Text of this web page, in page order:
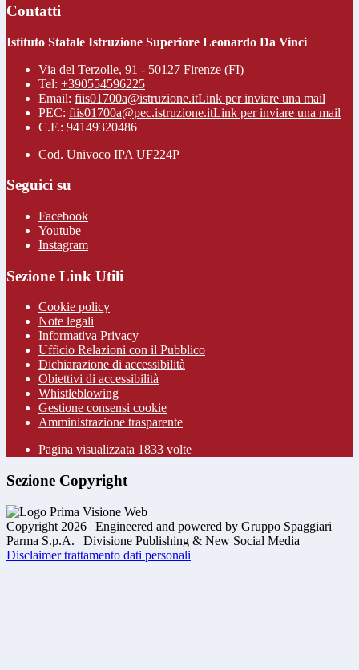
Contatti
Istituto Statale Istruzione Superiore Leonardo Da Vinci
Via del Terzolle, 91 - 50127 Firenze (FI)
Tel: +390554596225
Email: fiis01700a@istruzione.itLink per inviare una mail
PEC: fiis01700a@pec.istruzione.itLink per inviare una mail
C.F.: 94149320486
Cod. Univoco IPA UF224P
Seguici su
Facebook
Youtube
Instagram
Sezione Link Utili
Cookie policy
Note legali
Informativa Privacy
Ufficio Relazioni con il Pubblico
Dichiarazione di accessibilità
Obiettivi di accessibilità
Whistleblowing
Gestione consensi cookie
Amministrazione trasparente
Pagina visualizzata 1833 volte
Sezione Copyright
Copyright 2026 | Engineered and powered by Gruppo Spaggiari
Parma S.p.A. | Divisione Publishing & New Social Media
Disclaimer trattamento dati personali